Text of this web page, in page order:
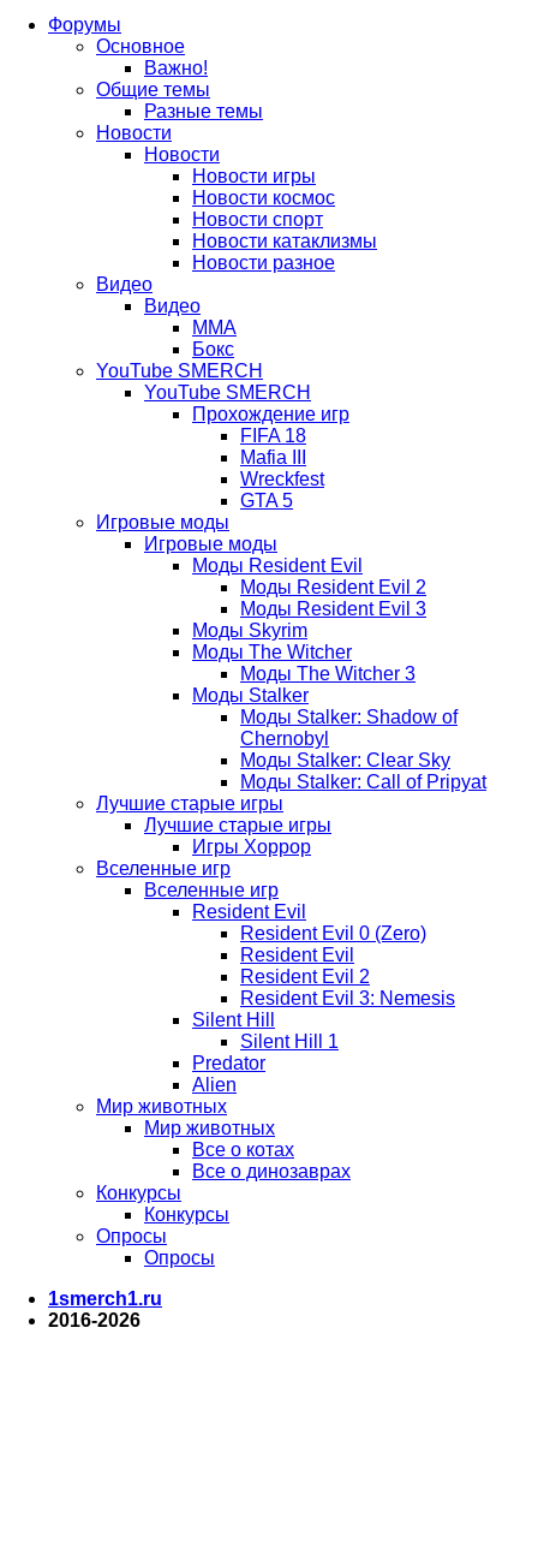
вкладке)
вкладке)
новой
вкладке)
в
новой
вкладке)
(Откроется
новой
вкладке)
Форумы
Основное
Важно!
Общие темы
Разные темы
Новости
Новости
Новости игры
Новости космос
Новости спорт
Новости катаклизмы
Новости разное
Видео
Видео
ММА
Бокс
YouTube SMERCH
YouTube SMERCH
Прохождение игр
FIFA 18
Mafia III
Wreckfest
GTA 5
Игровые моды
Игровые моды
Моды Resident Evil
Моды Resident Evil 2
Моды Resident Evil 3
Моды Skyrim
Моды The Witcher
Моды The Witcher 3
Моды Stalker
Моды Stalker: Shadow of
Chernobyl
Моды Stalker: Clear Sky
Моды Stalker: Call of Pripyat
Лучшие старые игры
Лучшие старые игры
Игры Хоррор
Вселенные игр
Вселенные игр
Resident Evil
Resident Evil 0 (Zero)
Resident Evil
Resident Evil 2
Resident Evil 3: Nemesis
Silent Hill
Silent Hill 1
Predator
Alien
Мир животных
Мир животных
Все о котах
Все о динозаврах
Конкурсы
Конкурсы
Опросы
Опросы
1smerch1.ru
2016-2026